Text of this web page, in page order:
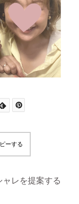
ーする
レを提案する